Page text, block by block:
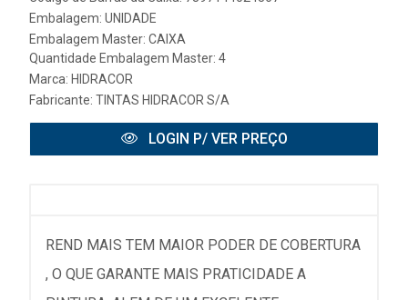
Embalagem: UNIDADE
Embalagem Master: CAIXA
Quantidade Embalagem Master: 4
Marca: HIDRACOR
Fabricante: TINTAS HIDRACOR S/A
LOGIN P/ VER PREÇO
REND MAIS TEM MAIOR PODER DE COBERTURA
, O QUE GARANTE MAIS PRATICIDADE A